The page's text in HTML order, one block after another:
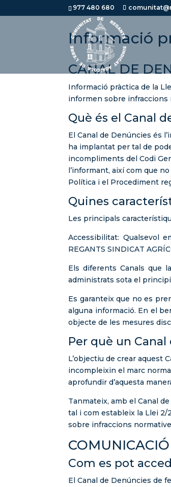
977 480 680
Informació
CANAL DE
Informació pràctica de la
informen sobre infraccions
Què és el Canal
El Canal de Denúncies és
ha implantat per tal de
incompliments del Codi
l’informant, així com que
Política i el Procediment
Quines
Les principals
Accessibilitat: Qualsevol
REGANTS SINDICAT
Els diferents Canals que
administrats sota el
Es garanteix que no es
alguna informació. En el
objecte de les mesures
Per què un
L’objectiu de crear aquest
incompleixin el marc
aprofundir d’aquesta
Tanmateix, amb el Canal
tal i com estableix la Llei
sobre infraccions
Com es pot
El Canal de Denúncies de